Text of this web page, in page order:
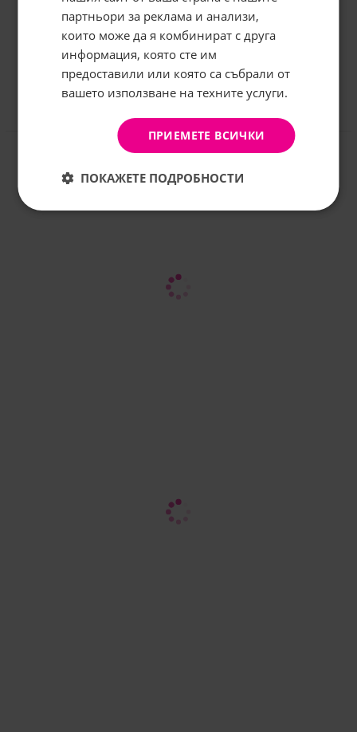
Отзиви към продукт
грабнете-5%отстъпка!
АБОНИРАНЕ
Не, благодаря
партньори за реклама и анализи,
които може да я комбинират с друга
информация, която сте им
предоставили или която са събрали от
вашето използване на техните услуги.
ПРИЕМЕТЕ ВСИЧКИ
ПОКАЖЕТЕ ПОДРОБНОСТИ